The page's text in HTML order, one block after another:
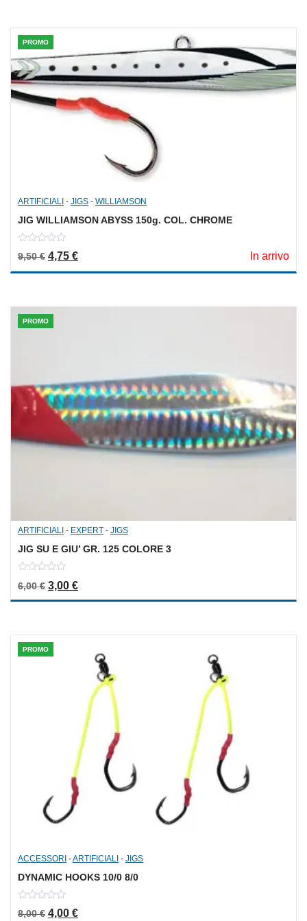
PROMO
ARTIFICIALI - JIGS - WILLIAMSON
JIG WILLIAMSON ABYSS 150g. COL. CHROME
out
9,50€ Il prezzo originale era: 9,50 €.
4,75 €Il prezzo attuale è: 4,75 €. In arrivo
PROMO
ARTIFICIALI - EXPERT - JIGS
JIG SU E GIU’ GR. 125 COLORE 3
out
6,00€ Il prezzo originale era: 6,00 €.
3,00 €Il prezzo attuale è: 3,00 €.
PROMO
ACCESSORI -ARTIFICIALI - JIGS
DYNAMIC HOOKS 10/0 8/0
out
8,00€ Il prezzo originale era: 8,00 €.
4,00 €Il prezzo attuale è: 4,00 €.